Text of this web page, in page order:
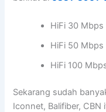
HiFi 30
HiFi 50
HiFi 100
Sekarang sudah
Iconnet, Balifiber, CBN